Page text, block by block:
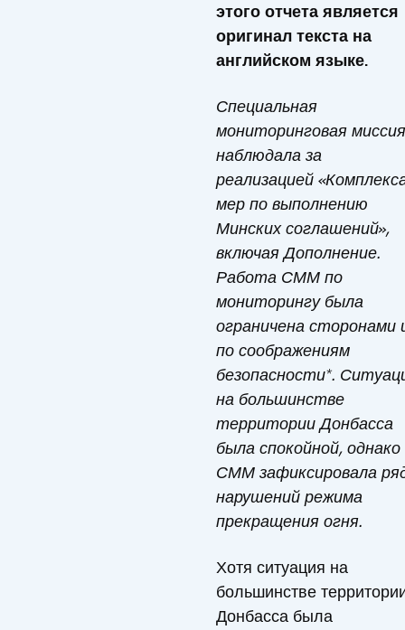
этого отчета является
оригинал текста на
английском языке.
Специальная
мониторинговая миссия
наблюдала за
реализацией
мер по выполнению
Минских соглашений»,
включая Дополнение.
Работа СММ по
мониторингу была
ограничена сторонами
по соображениям
безопасности*.
на большинстве
территории Донбасса
была спокойной, однако
СММ зафиксировала
нарушений режима
прекращения огня.
Хотя ситуация на
большинстве
Донбасса была